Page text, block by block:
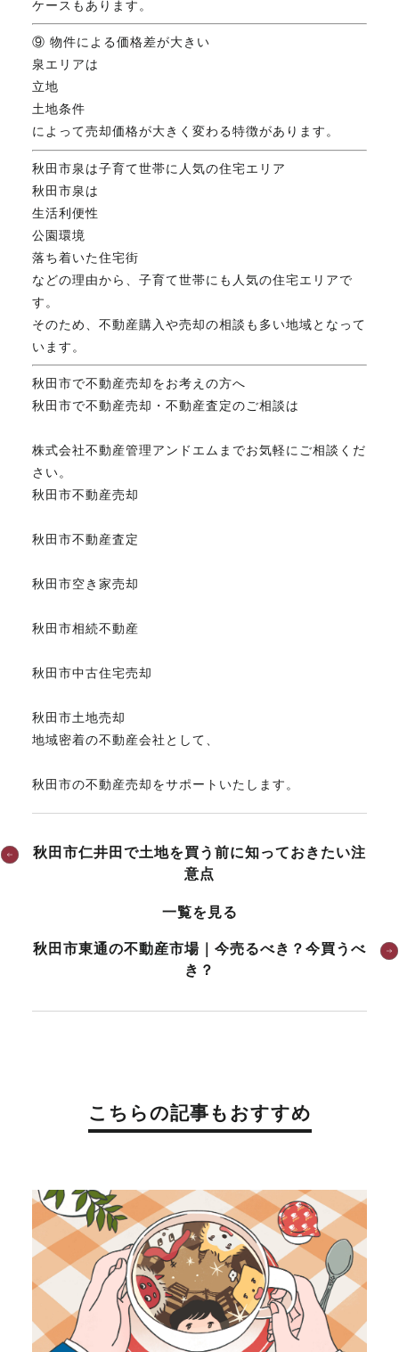
ケースもあります。
⑨ 物件による価格差が大きい
泉エリアは
立地
土地条件
によって売却価格が大きく変わる特徴があります。
秋田市泉は子育て世帯に人気の住宅エリア
秋田市泉は
生活利便性
公園環境
落ち着いた住宅街
などの理由から、子育て世帯にも人気の住宅エリアで
す。
そのため、不動産購入や売却の相談も多い地域となって
います。
秋田市で不動産売却をお考えの方へ
秋田市で不動産売却・不動産査定のご相談は
株式会社不動産管理アンドエムまでお気軽にご相談くだ
さい。
秋田市不動産売却
秋田市不動産査定
秋田市空き家売却
秋田市相続不動産
秋田市中古住宅売却
秋田市土地売却
地域密着の不動産会社として、
秋田市の不動産売却をサポートいたします。
秋田市仁井田で土地を買う前に知っておきたい注
意点
一覧を見る
秋田市東通の不動産市場｜今売るべき？今買うべ
き？
こちらの記事もおすすめ